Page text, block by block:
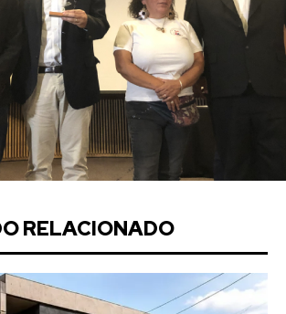
RELACIONADO